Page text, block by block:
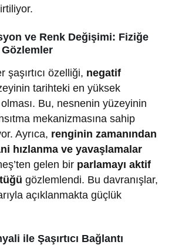
ve Renk Değişimi: Fiziğe
şaşırtıcı özelliği, negatif
tarihteki en yüksek
Bu, nesnenin yüzeyinin
mekanizmasına sahip
Ayrıca, renginin zamanından
hızlanma ve yavaşlamalar
gelen bir parlamayı aktif
gözlemlendi. Bu davranışlar,
açıklanmakta güçlük
ile Şaşırtıcı Bağlantı